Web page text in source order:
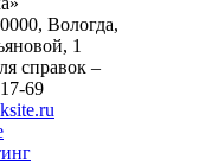
Вологда,
1
справок –
69